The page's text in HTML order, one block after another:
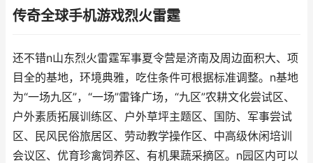
传奇全球手机游戏烈火雷霆
还不错n山东烈火雷霆军事夏令营是济南及周边面积大、项
目全的基地，环境典雅，吃住条件可根据标准调整。n基地
为“一场九区”，“一场”雷锋广场，“九区”农耕文化尝试区、
户外素质拓展训练区、户外草坪主题区、国防、军事尝试
区、民风民俗旅居区、劳动教学操作区、中高级休闲培训
会议区、优育珍禽饲养区、有机果蔬采摘区。n园区内可以